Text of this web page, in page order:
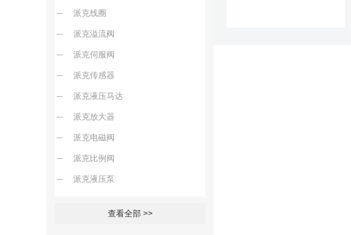
派克线圈
派克溢流阀
派克伺服阀
派克传感器
派克液压马达
派克放大器
派克电磁阀
派克比例阀
派克液压泵
查看全部 >>